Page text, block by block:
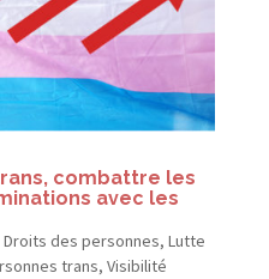
combattre les
avec les
Droits des personnes, Lutte
trans, Visibilité